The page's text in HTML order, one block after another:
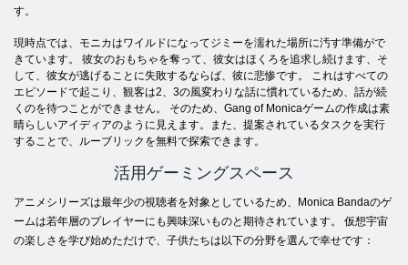
す。
現時点では、モニカはワイルドになってジミーを濡れた場所に汚す準備がで
きています。 彼女のおもちゃを奪って、彼女はほくろを追求し続けます、そ
して、彼女が逃げることに失敗するならば、彼に悲惨です。 これはすべての
エピソードで起こり、観客は2、3の風変わりな話に慣れているため、話が続
くのを待つことができません。 そのため、Gang of Monicaゲームの作成は素
晴らしいアイディアのように見えます。また、提案されているタスクを実行
することで、ルーブリックを無料で探索できます。
活用ゲーミングスペース
アニメシリーズは最年少の視聴者を対象としているため、Monica Bandaのゲ
ームは若年層のプレイヤーにも興味深いものと期待されています。 仮想宇宙
の楽しさを学び始めただけで、子供たちは以下の分野を選んで幸せです：